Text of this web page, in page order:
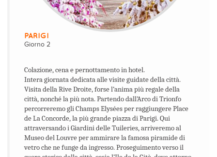
PARIGI
Giorno 2
Colazione, cena e pernottamento in hotel.
Intera giornata dedicata alle visite guidate della città.
Visita della Rive Droite, forse l’anima più regale della
città, nonché la più nota. Partendo dall’Arco di Trionfo
percorreremo gli Champs Elysées per raggiungere Place
de La Concorde, la più grande piazza di Parigi. Qui
attraversando i Giardini delle Tuileries, arriveremo al
Museo del Louvre per ammirare la famosa piramide di
vetro che ne funge da ingresso. Proseguimento verso il